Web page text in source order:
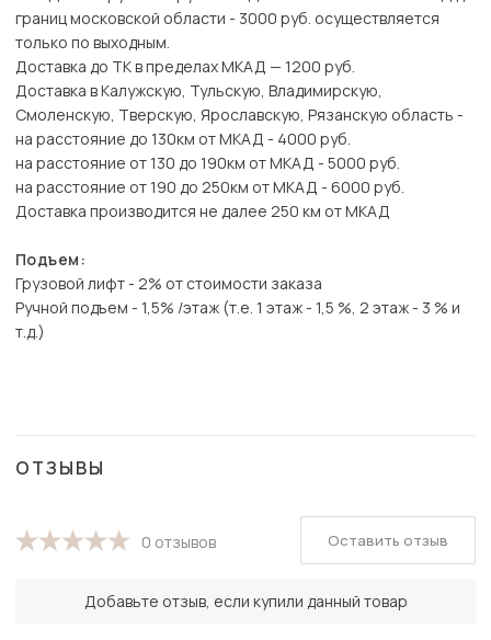
границ московской области - 3000 руб. осуществляется
только по выходным.
Доставка до ТК в пределах МКАД — 1200 руб.
Доставка в Калужскую, Тульскую, Владимирскую,
Смоленскую, Тверскую, Ярославскую, Рязанскую область -
на расстояние до 130км от МКАД - 4000 руб.
на расстояние от 130 до 190км от МКАД - 5000 руб.
на расстояние от 190 до 250км от МКАД - 6000 руб.
Доставка производится не далее 250 км от МКАД
Подъем:
Грузовой лифт - 2% от стоимости заказа
Ручной подъем - 1,5% /этаж (т.е. 1 этаж - 1,5 %, 2 этаж - 3 % и
т.д.)
ОТЗЫВЫ
0 отзывов
Добавьте отзыв, если купили данный товар
Оставить отзыв